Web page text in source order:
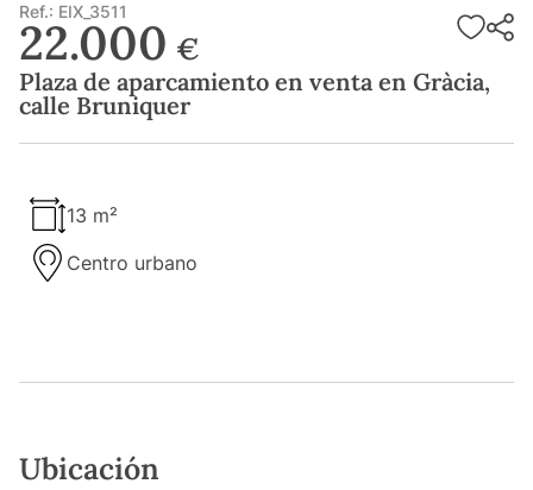
Ref.: EIX_3511
22.000 €
Plaza de aparcamiento en venta en Gràcia,
calle Bruniquer
13 m²
Centro urbano
Ubicación